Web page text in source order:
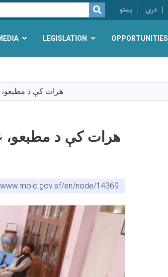
SEARCH
پښتو دری
LEGISLATION OPPORTUNITIES
هرات کې د مطبعو،
هرات کې د مطبعو،
en/node/14369